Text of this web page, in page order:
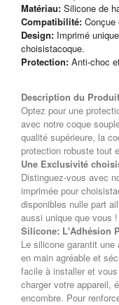
Matériau: Silicone de
Compatibilité: Conçue
Design: Imprimé
choisistacoque.
Protection: Anti-choc
Description du
Optez pour une
avec notre coque
qualité supérieure, la
protection robuste tout
Une Exclusivité
Distinguez-vous avec
imprimée pour
disponibles nulle part
aussi unique que vous !
Silicone: L'Adhésion
Le silicone garantit
en main agréable et
facile à installer et
charger votre appareil,
encombre. Pour